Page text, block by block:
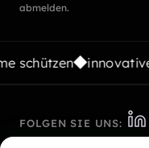
abmelden.
schützen
FOLGEN SIE UNS: